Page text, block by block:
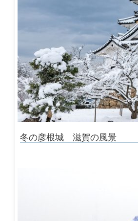
冬の彦根城 滋賀の風景